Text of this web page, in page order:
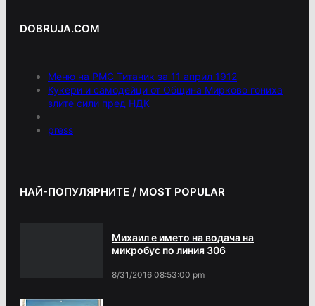
DOBRUJA.COM
Меню на РМС Титаник за 11 април 1912
Кукери и самодейци от Община Мирково гониха
злите сили пред НДК
press
НАЙ-ПОПУЛЯРНИТЕ / MOST POPULAR
Михаил е името на водача на
микробус по линия 306
8/31/2016 08:53:00 pm